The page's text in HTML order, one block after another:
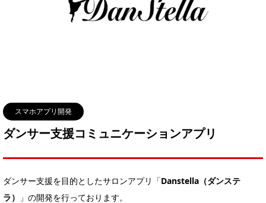
スマホアプリ開発
ダンサー支援コミュニケーションアプリ
ダンサー支援を目的としたサロンアプリ「Danstella（ダンステ
ラ）
」の開発を行っております。